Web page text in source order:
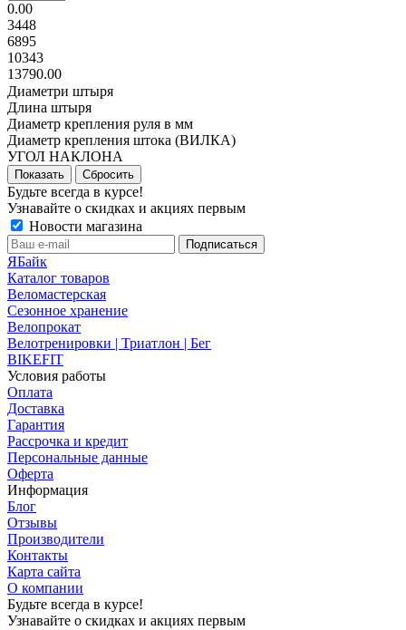
0.00
3448
6895
10343
13790.00
Диаметри штыря
Длина штыря
Диаметр крепления руля в мм
Диаметр крепления штока (ВИЛКА)
УГОЛ НАКЛОНА
Сбросить
Будьте всегда в курсе!
Узнавайте о скидках и акциях первым
Новости магазина
ЯБайк
Каталог товаров
Веломастерская
Сезонное хранение
Велопрокат
Велотренировки | Триатлон | Бег
BIKEFIT
Условия работы
Оплата
Доставка
Гарантия
Рассрочка и кредит
Персональные данные
Оферта
Информация
Блог
Отзывы
Производители
Контакты
Карта сайта
О компании
Будьте всегда в курсе!
Узнавайте о скидках и акциях первым